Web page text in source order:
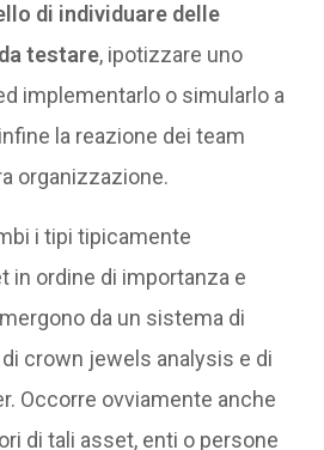
di individuare delle
testare, ipotizzare uno
implementarlo o simularlo a
la reazione dei team
organizzazione.
i tipi tipicamente
in ordine di importanza e
da un sistema di
crown jewels analysis e di
Occorre ovviamente anche
di tali asset, enti o persone